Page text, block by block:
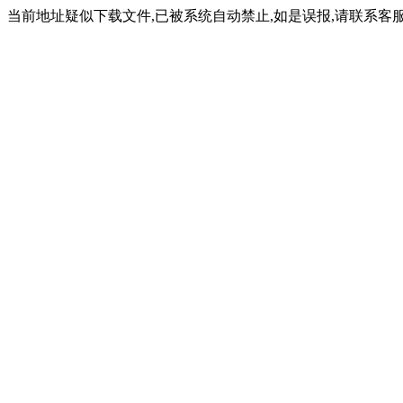
当前地址疑似下载文件,已被系统自动禁止,如是误报,请联系客